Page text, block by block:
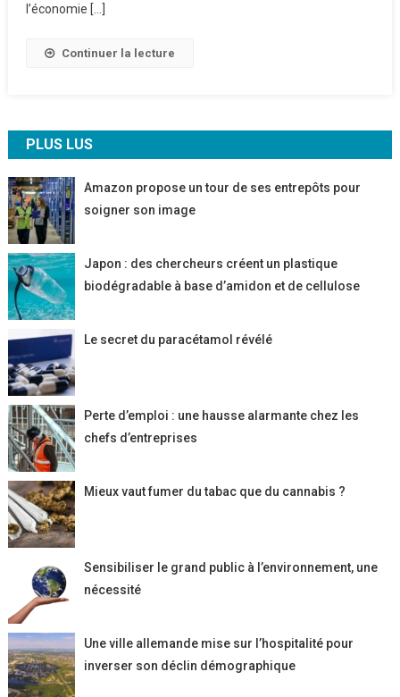
l’économie […]
Continuer la lecture
PLUS LUS
Amazon propose un tour de ses entrepôts pour
soigner son image
Japon : des chercheurs créent un plastique
biodégradable à base d’amidon et de cellulose
Le secret du paracétamol révélé
Perte d’emploi : une hausse alarmante chez les
chefs d’entreprises
Mieux vaut fumer du tabac que du cannabis ?
Sensibiliser le grand public à l’environnement, une
nécessité
Une ville allemande mise sur l’hospitalité pour
inverser son déclin démographique